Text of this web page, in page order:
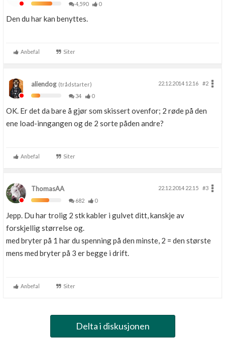
4,590
0
Den du har kan benyttes.
Anbefal Siter
aliendog(trådstarter) 22.12.2014 12.16
#2
34
0
OK. Er det da bare å gjør som skissert ovenfor; 2 røde på den
ene load-inngangen og de 2 sorte påden andre?
Anbefal Siter
ThomasAA 22.12.2014 22.15
#3
682
0
Jepp. Du har trolig 2 stk kabler i gulvet ditt, kanskje av
forskjellig størrelse og.
med bryter på 1 har du spenning på den minste, 2 = den største
mens med bryter på 3 er begge i drift.
Anbefal Siter
Delta i diskusjonen